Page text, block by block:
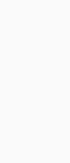
to
alebo robia
ani jedno
že
bol doteraz
nemôžu
A tu došlo
reálnym